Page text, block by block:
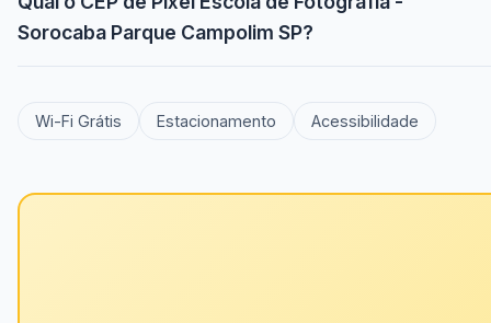
Sorocaba Parque Campolim SP?
Wi-Fi Grátis Estacionamento Acessibilidade